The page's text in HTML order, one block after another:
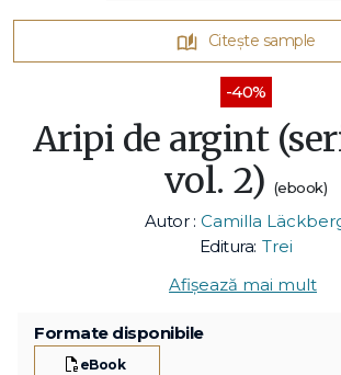
Citește sample
-40%
Aripi de argint
vol. 2) (ebook)
Autor : Camilla
Editura: Trei
Afișează mai mult
Formate disponibile
eBook